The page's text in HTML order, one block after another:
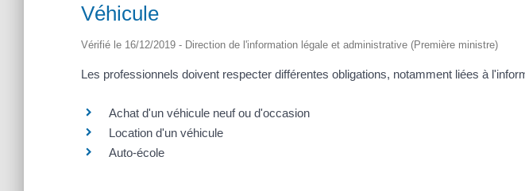
Véhicule
Vérifié le 16/12/2019 - Direction de l'information légale et administrative (Première ministre)
Les professionnels doivent respecter différentes obligations, notamment liées à
Achat d'un véhicule neuf ou d'occasion
Location d'un véhicule
Auto-école